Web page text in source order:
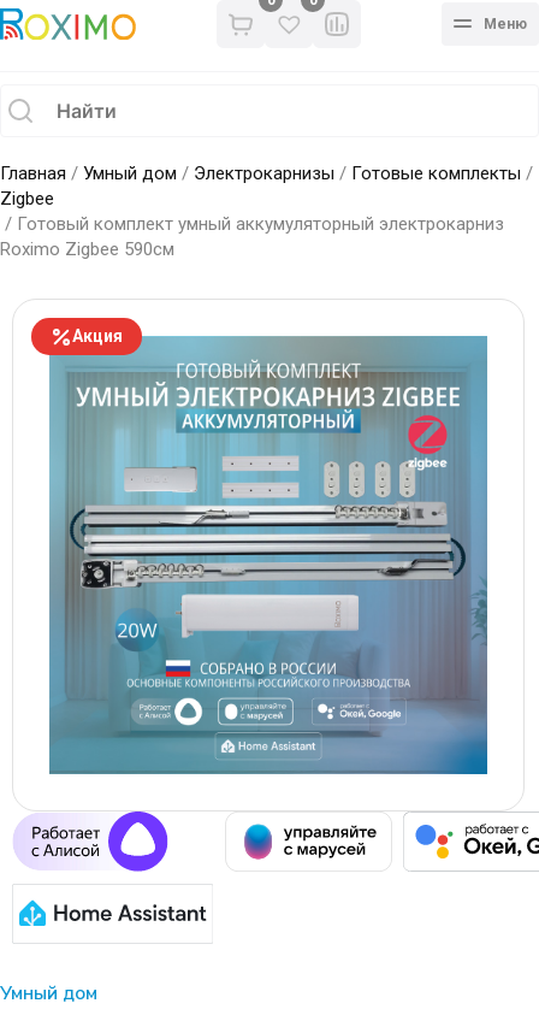
Меню
Главная / Умный дом / Электрокарнизы / Готовые комплекты /
Zigbee
/ Готовый комплект умный аккумуляторный электрокарниз
Roximo Zigbee 590см
Акция
Умный дом